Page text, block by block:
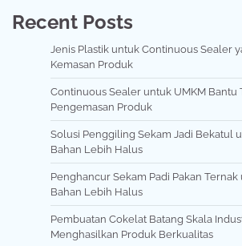
Recent Posts
Jenis Plastik untuk Continuous Sealer
Kemasan Produk
Continuous Sealer untuk UMKM Bantu
Pengemasan Produk
Solusi Penggiling Sekam Jadi Bekatul
Bahan Lebih Halus
Penghancur Sekam Padi Pakan
Bahan Lebih Halus
Pembuatan Cokelat Batang Skala
Menghasilkan Produk Berkualitas